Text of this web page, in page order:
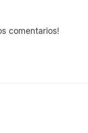
comentarios!